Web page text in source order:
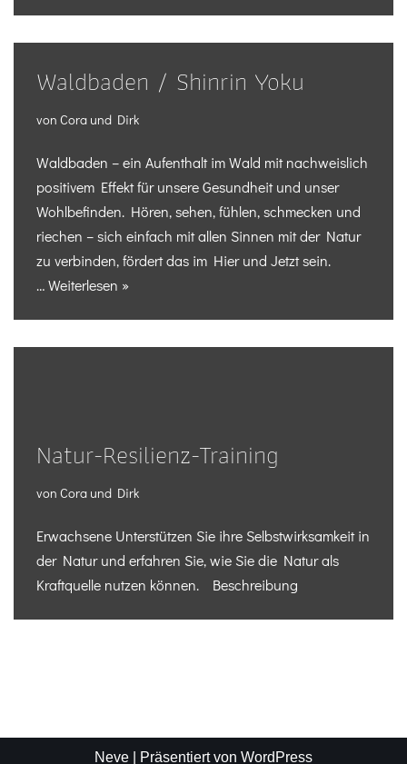
Waldbaden / Shinrin Yoku
von Cora und Dirk
Waldbaden – ein Aufenthalt im Wald mit nachweislich
positivem Effekt für unsere Gesundheit und unser
Wohlbefinden. Hören, sehen, fühlen, schmecken und
riechen – sich einfach mit allen Sinnen mit der Natur
zu verbinden, fördert das im Hier und Jetzt sein.
…Weiterlesen »
Natur-Resilienz-Training
von Cora und Dirk
Erwachsene Unterstützen Sie ihre Selbstwirksamkeit in
der Natur und erfahren Sie, wie Sie die Natur als
Kraftquelle nutzen können. Beschreibung
Neve | Präsentiert von WordPress